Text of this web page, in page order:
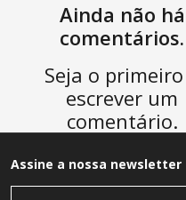
Ainda não há
comentários.
Seja o
escrever um
comentário.
Assine a nossa newsletter